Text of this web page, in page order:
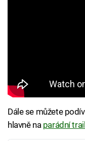
Dále se můžete
hlavně na parádní